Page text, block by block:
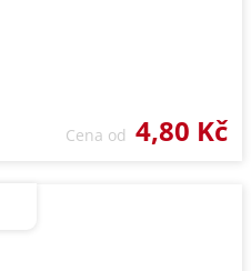
Cena od 4,80 Kč